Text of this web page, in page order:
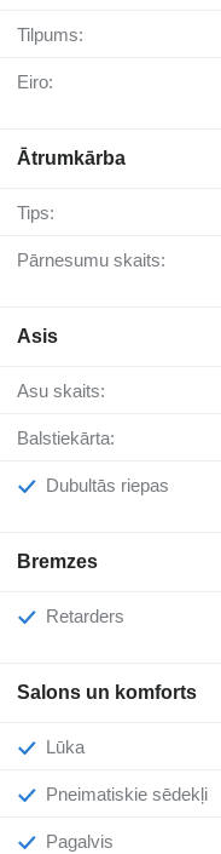
Tilpums:
Eiro:
Ātrumkārba
Tips:
Pārnesumu skaits:
Asis
Asu skaits:
Balstiekārta:
Dubultās riepas
Bremzes
Retarders
Salons un komforts
Lūka
Pneimatiskie sēdekļi
Pagalvis